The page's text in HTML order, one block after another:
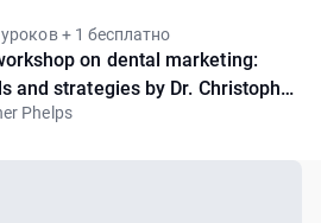
+ 1 бесплатно
on dental marketing:
and strategies by Dr. Christopher
Phelps